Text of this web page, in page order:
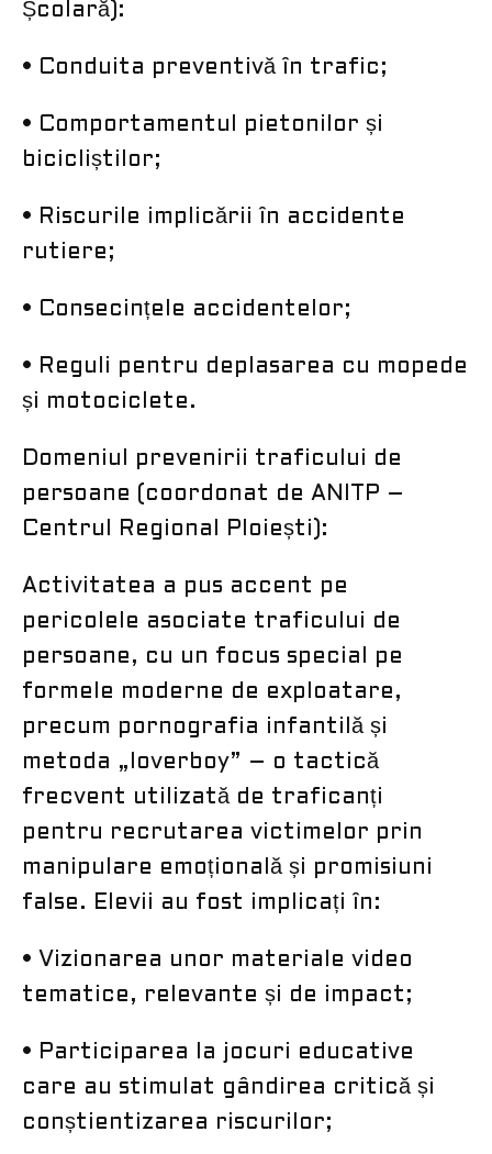
Școlară):
• Conduita preventivă în trafic;
• Comportamentul pietonilor și
bicicliștilor;
• Riscurile implicării în accidente
rutiere;
• Consecințele accidentelor;
• Reguli pentru deplasarea cu mopede
și motociclete.
Domeniul prevenirii traficului de
persoane (coordonat de ANITP –
Centrul Regional Ploiești):
Activitatea a pus accent pe
pericolele asociate traficului de
persoane, cu un focus special pe
formele moderne de exploatare,
precum pornografia infantilă și
metoda „loverboy” – o tactică
frecvent utilizată de traficanți
pentru recrutarea victimelor prin
manipulare emoțională și promisiuni
false. Elevii au fost implicați în:
• Vizionarea unor materiale video
tematice, relevante și de impact;
• Participarea la jocuri educative
care au stimulat gândirea critică și
conștientizarea riscurilor;